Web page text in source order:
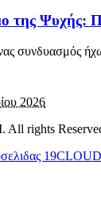
Ψυχής:
συνδυασμός
2026
All rights